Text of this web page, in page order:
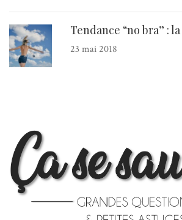
Tendance “no bra” :
23 mai 2018